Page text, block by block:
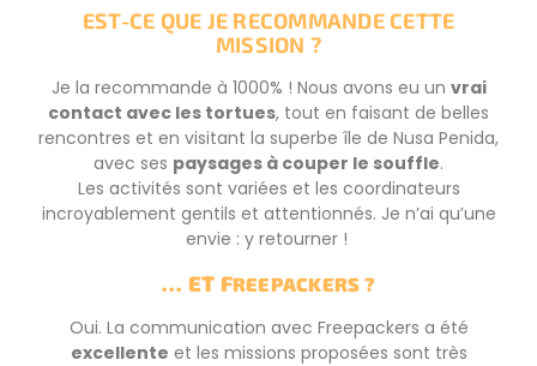
EST-CE QUE JE RECOMMANDE CETTE
MISSION ?
Je la recommande à 1000% ! Nous avons eu un vrai
contact avec les tortues, tout en faisant de belles
rencontres et en visitant la superbe île de Nusa Penida,
avec ses paysages à couper le souffle.
Les activités sont variées et les coordinateurs
incroyablement gentils et attentionnés. Je n’ai qu’une
envie : y retourner !
… ET FREEPACKERS ?
Oui. La communication avec Freepackers a été
excellente et les missions proposées sont très